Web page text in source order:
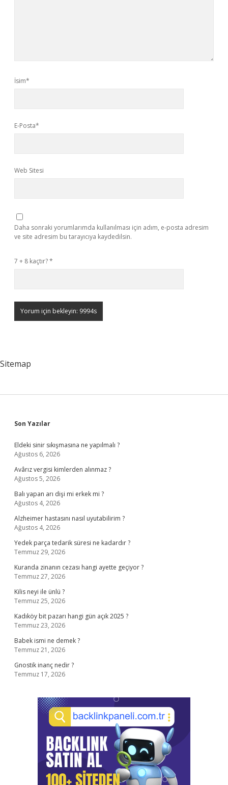
İsim*
E-Posta*
Web Sitesi
Daha sonraki yorumlarımda kullanılması için adım, e-posta adresim
ve site adresim bu tarayıcıya kaydedilsin.
7 + 8 kaçtır?*
Sitemap
Sidebar
Son Yazılar
Eldeki sinir sıkışmasına ne yapılmalı ?
Ağustos 6, 2026
Avârız vergisi kimlerden alınmaz ?
Ağustos 5, 2026
Balı yapan arı dişi mi erkek mi ?
Ağustos 4, 2026
Alzheimer hastasını nasıl uyutabilirim ?
Ağustos 4, 2026
Yedek parça tedarik süresi ne kadardır ?
Temmuz 29, 2026
Kuranda zinanın cezası hangi ayette geçiyor ?
Temmuz 27, 2026
Kilis neyi ile ünlü ?
Temmuz 25, 2026
Kadıköy bit pazarı hangi gün açık 2025 ?
Temmuz 23, 2026
Babek ismi ne demek ?
Temmuz 21, 2026
Gnostik inanç nedir ?
Temmuz 17, 2026